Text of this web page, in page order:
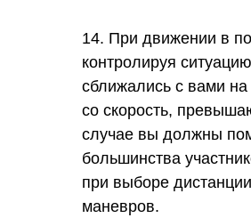
14. При движении в
контролируя
сближались с вами
со скорость,
случае вы должны
большинства
при выборе
маневров.